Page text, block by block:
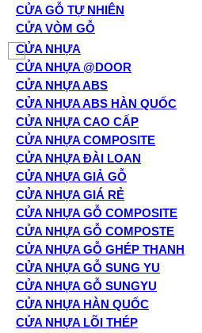
CỬA GỖ TỰ NHIÊN
CỬA VÒM GỖ
CỬA NHỰA
CỬA NHỰA @DOOR
CỬA NHỰA ABS
CỬA NHỰA ABS HÀN QUỐC
CỬA NHỰA CAO CẤP
CỬA NHỰA COMPOSITE
CỬA NHỰA ĐÀI LOAN
CỬA NHỰA GIẢ GỖ
CỬA NHỰA GIÁ RẺ
CỬA NHỰA GỖ COMPOSITE
CỬA NHỰA GỖ COMPOSTE
CỬA NHỰA GỖ GHÉP THANH
CỬA NHỰA GỖ SUNG YU
CỬA NHỰA GỖ SUNGYU
CỬA NHỰA HÀN QUỐC
CỬA NHỰA LÕI THÉP